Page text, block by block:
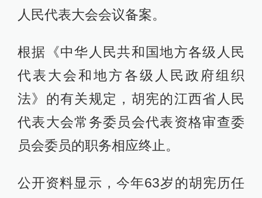
人民代表大会会议备案。
根据《中华人民共和国地方各级人民
代表大会和地方各级人民政府组织
法》的有关规定，胡宪的江西省人民
代表大会常务委员会代表资格审查委
员会委员的职务相应终止。
公开资料显示，今年63岁的胡宪历任